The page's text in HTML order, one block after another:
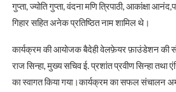
गुप्ता, ज्योति गुप्ता, वंदना मणि त्रिपाठी, आकांक्षा
गिहार सहित अनेक प्रतिष्ठित नाम शामिल थे।
कार्यक्रम की आयोजक बैदेही वेलफ़ेयर फ़ाउंडेशन की
राज सिन्हा, मुख्य सचिव ई. प्रशांत प्रवीण सिन्हा तथा
का स्वागत किया गया।कार्यक्रम का सफल संचालन